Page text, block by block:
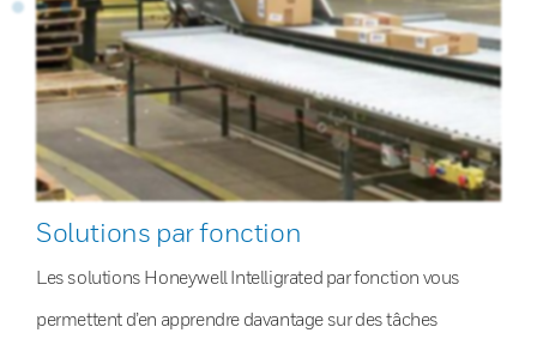
Solutions par fonction
Les solutions Honeywell Intelligrated par fonction vous
permettent d’en apprendre davantage sur des tâches